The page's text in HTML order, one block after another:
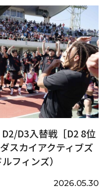
D3入替戦［D2 8位
スカイアクティブズ
フィンズ）
2026.05.30